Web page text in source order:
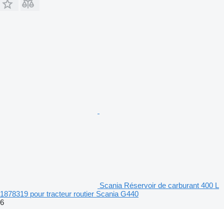
Scania Réservoir de carburant 400 L
1878319 pour tracteur routier Scania G440
6